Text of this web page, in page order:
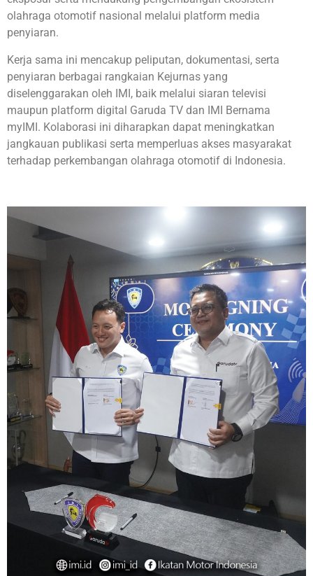
olahraga otomotif nasional melalui platform media
penyiaran.
Kerja sama ini mencakup peliputan, dokumentasi, serta
penyiaran berbagai rangkaian Kejurnas yang
diselenggarakan oleh IMI, baik melalui siaran televisi
maupun platform digital Garuda TV dan IMI Bernama
myIMI. Kolaborasi ini diharapkan dapat meningkatkan
jangkauan publikasi serta memperluas akses masyarakat
terhadap perkembangan olahraga otomotif di Indonesia.